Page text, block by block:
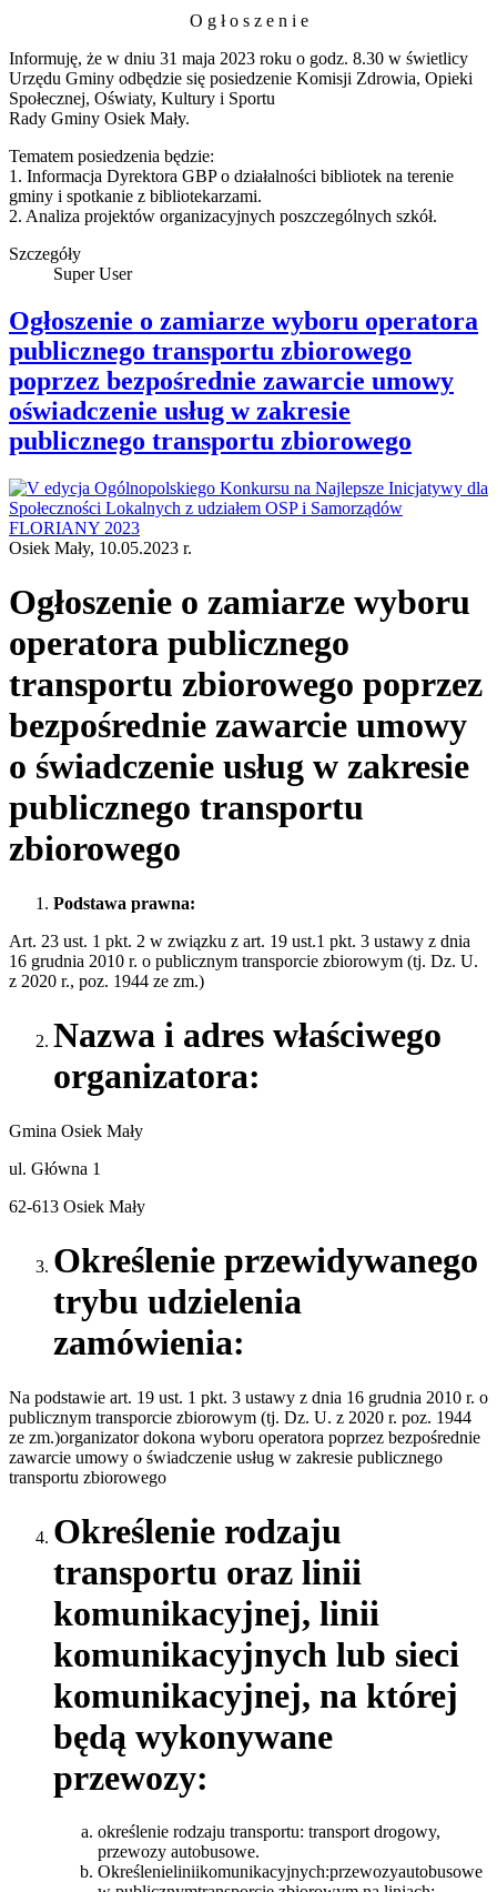
O g ł o s z e n i e
Informuję, że w dniu 31 maja 2023 roku o godz. 8.30 w świetlicy
Urzędu Gminy odbędzie się posiedzenie Komisji Zdrowia, Opieki
Społecznej, Oświaty, Kultury i Sportu
Rady Gminy Osiek Mały.
Tematem posiedzenia będzie:
1. Informacja Dyrektora GBP o działalności bibliotek na terenie
gminy i spotkanie z bibliotekarzami.
2. Analiza projektów organizacyjnych poszczególnych szkół.
Szczegóły
Super User
Ogłoszenie o zamiarze wyboru operatora
publicznego transportu zbiorowego
poprzez bezpośrednie zawarcie umowy
oświadczenie usług w zakresie
publicznego transportu zbiorowego
Osiek Mały, 10.05.2023 r.
Ogłoszenie o zamiarze wyboru
operatora publicznego
transportu zbiorowego poprzez
bezpośrednie zawarcie umowy
o świadczenie usług w zakresie
publicznego transportu
zbiorowego
Podstawa prawna:
Art. 23 ust. 1 pkt. 2 w związku z art. 19 ust.1 pkt. 3 ustawy z dnia
16 grudnia 2010 r. o publicznym transporcie zbiorowym (tj. Dz. U.
z 2020 r., poz. 1944 ze zm.)
Nazwa i adres właściwego
organizatora:
Gmina Osiek Mały
ul. Główna 1
62-613 Osiek Mały
Określenie przewidywanego
trybu udzielenia
zamówienia:
Na podstawie art. 19 ust. 1 pkt. 3 ustawy z dnia 16 grudnia 2010 r. o
publicznym transporcie zbiorowym (tj. Dz. U. z 2020 r. poz. 1944
ze zm.)organizator dokona wyboru operatora poprzez bezpośrednie
zawarcie umowy o świadczenie usług w zakresie publicznego
transportu zbiorowego
Określenie rodzaju
transportu oraz linii
komunikacyjnej, linii
komunikacyjnych lub sieci
komunikacyjnej, na której
będą wykonywane
przewozy:
określenie rodzaju transportu: transport drogowy,
przewozy autobusowe.
Określenieliniikomunikacyjnych:przewozyautobusowe